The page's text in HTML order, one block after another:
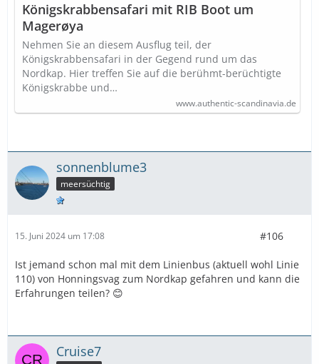
Königskrabbensafari mit RIB Boot um
Magerøya
Nehmen Sie an diesem Ausflug teil, der
Königskrabbensafari in der Gegend rund um das
Nordkap. Hier treffen Sie auf die berühmt-berüchtigte
Königskrabbe und…
www.authentic-scandinavia.de
sonnenblume3
meersüchtig
15. Juni 2024 um 17:08 #106
Ist jemand schon mal mit dem Linienbus (aktuell wohl Linie
110) von Honningsvag zum Nordkap gefahren und kann die
Erfahrungen teilen? 😊
Cruise7